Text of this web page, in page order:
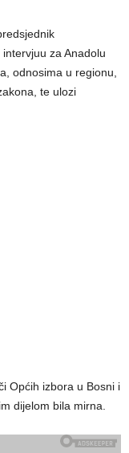
za Anadolu
odnosima u regionu,
te ulozi
Općih izbora u Bosni i
dijelom bila mirna.